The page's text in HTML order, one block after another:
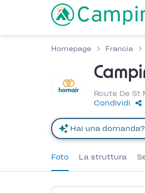
Homepage Francia
Route De
Condividi
Foto La struttura